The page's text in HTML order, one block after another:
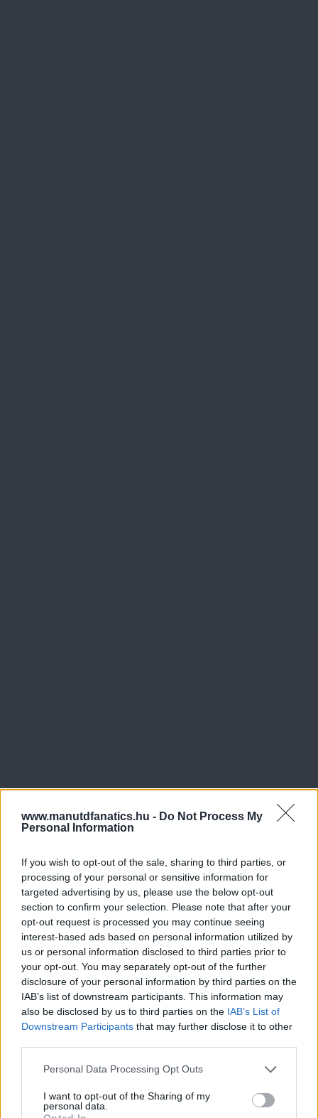
www.manutdfanatics.hu - Do Not Process My
Personal Information
If you wish to opt-out of the sale, sharing to third parties, or
processing of your personal or sensitive information for
targeted advertising by us, please use the below opt-out
section to confirm your selection. Please note that after your
opt-out request is processed you may continue seeing
interest-based ads based on personal information utilized by
us or personal information disclosed to third parties prior to
your opt-out. You may separately opt-out of the further
disclosure of your personal information by third parties on the
IAB’s list of downstream participants. This information may
also be disclosed by us to third parties on the IAB’s List of
Downstream Participants that may further disclose it to other
Please note that this website/app uses one or more Google
not limited to your visit or usage behaviour. You may click to
grant or deny consent to Google and its third-party tags to
Personal Data Processing Opt Outs
I want to opt-out of the Sharing of my
personal data.
Leeds United Manchester